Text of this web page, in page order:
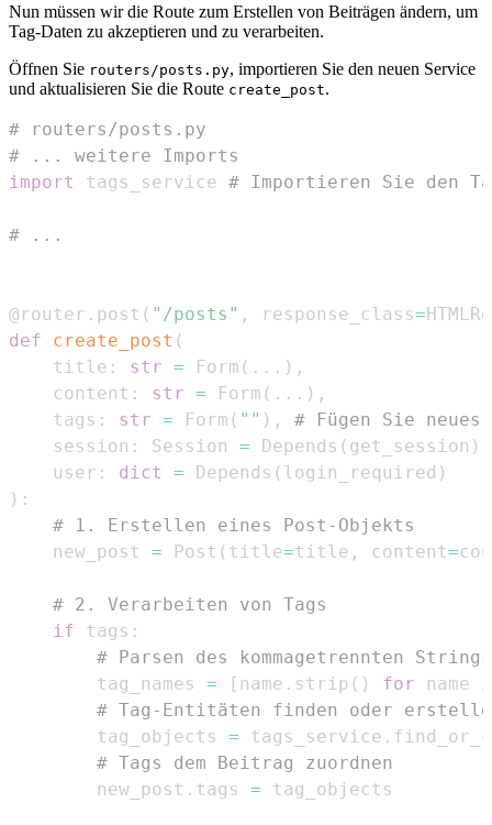
Nun müssen wir die Route zum Erstellen von Beiträgen ändern, um
Tag-Daten zu akzeptieren und zu verarbeiten.
Öffnen Sie routers/posts.py, importieren Sie den neuen Service
und aktualisieren Sie die Route create_post.
# routers/posts.py
# ... weitere Imports
import
tags_service # Importieren Sie den
# ...
@router . post ( "/posts" , response_class=
def
create_post (
    title
: str = Form ( . . . ) ,
    content
: str = Form ( . . . ) ,
    tags
: str = Form ( "" ) ,
# Fügen Sie
    session
: Session = Depends ( get_session )
    user
: dict = Depends ( login_required )
) :
# 1. Erstellen eines Post-Objekts
    new_post
= Post ( title=title , content=
# 2. Verarbeiten von Tags
if tags :
# Parsen des kommagetrennten
        tag_names
= [ name . strip ( ) for name
# Tag-Entitäten finden oder
        tag_objects
= tags_service .
# Tags dem Beitrag zuordnen
        new_post
. tags =